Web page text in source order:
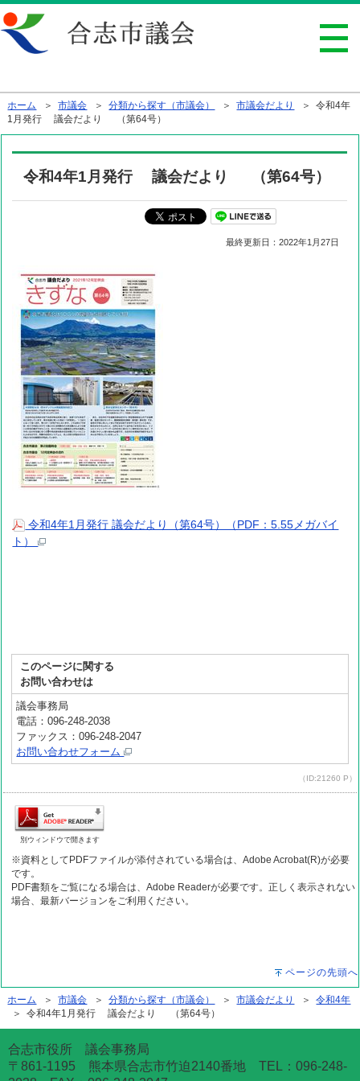
ホーム ＞市議会 ＞分類から探す（市議会） ＞市議会だより
＞ 令和4年
1月発行 議会だより （第64号）
令和4年1月発行 議会だより （第64号）
最終更新日：2022年1月27日
令和4年1月発行 議会だより（第64号）（PDF：5.55メガバイ
ト）
このページに関する
お問い合わせは
議会事務局
電話：096-248-2038
ファックス：096-248-2047
お問い合わせフォーム
（ID:21260 P）
別ウィンドウで開きます
※資料としてPDFファイルが添付されている場合は、Adobe Acrobat(R)が必要
です。
PDF書類をご覧になる場合は、Adobe Readerが必要です。正しく表示されない
場合、最新バージョンをご利用ください。
ページの先頭へ
ホーム ＞市議会 ＞分類から探す（市議会） ＞市議会だより ＞令和4年
＞ 令和4年1月発行 議会だより （第64号）
合志市役所 議会事務局
〒861-1195 熊本県合志市竹迫2140番地 TEL：096-248-